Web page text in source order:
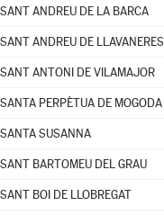
SANT ANDREU DE LA BARCA
SANT ANDREU DE LLAVANERES
SANT ANTONI DE VILAMAJOR
SANTA PERPÈTUA DE MOGODA
SANTA SUSANNA
SANT BARTOMEU DEL GRAU
SANT BOI DE LLOBREGAT